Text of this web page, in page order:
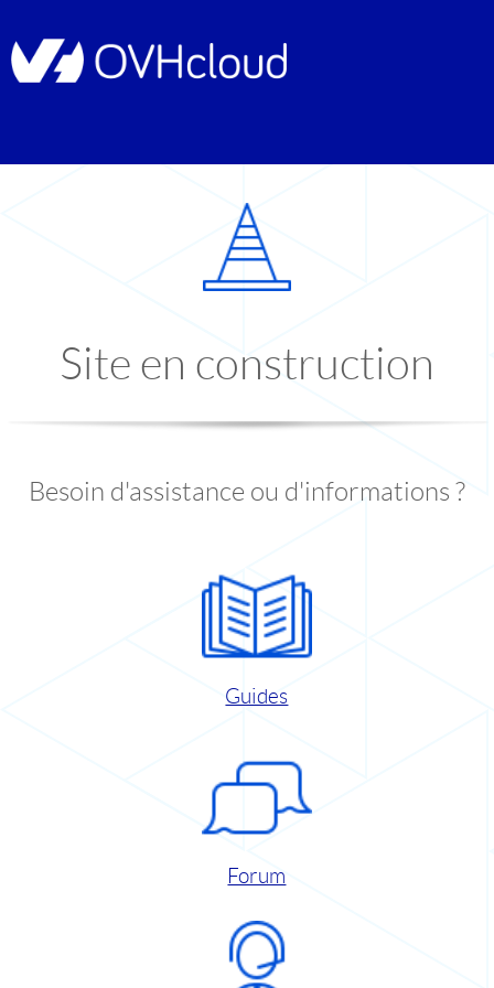
Site en construction
Besoin d'assistance ou d'informations ?
Guides
Forum